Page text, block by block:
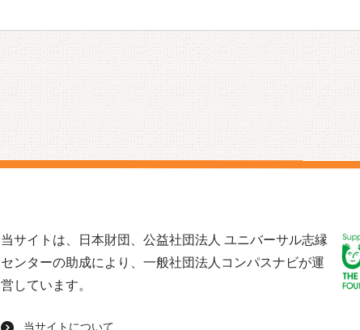
当サイトは、日本財団、公益社団法人 ユニバーサル志縁
センターの助成により、一般社団法人コンパスナビが運
営しています。
当サイトについて